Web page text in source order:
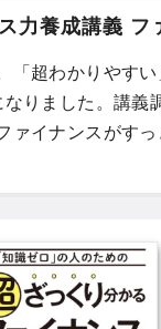
力養成講義 フ
「超わかりやす
りました。講義
ァイナンスがすっ